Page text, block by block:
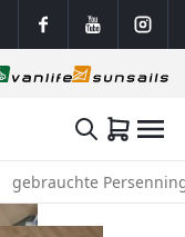
gebrauchte